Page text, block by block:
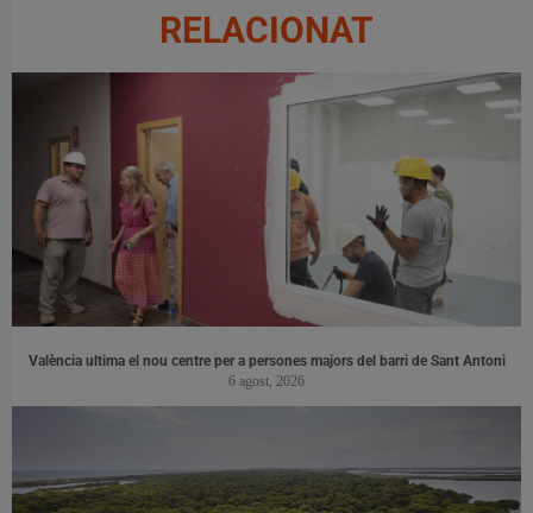
RELACIONAT
València ultima el nou centre per a persones majors del barri de Sant Antoni
6 agost, 2026